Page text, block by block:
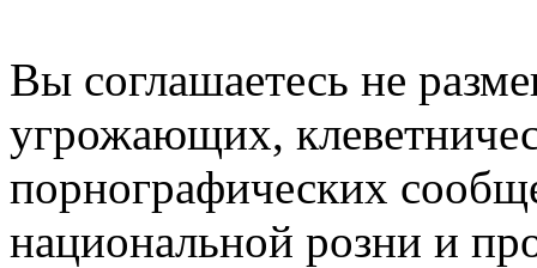
Вы соглашаетесь не
угрожающих,
порнографических
национальной розни и